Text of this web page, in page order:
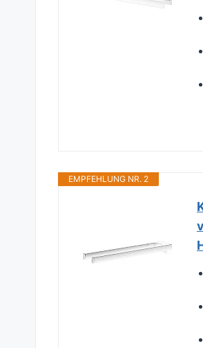
EMPFEHLUNG NR. 2